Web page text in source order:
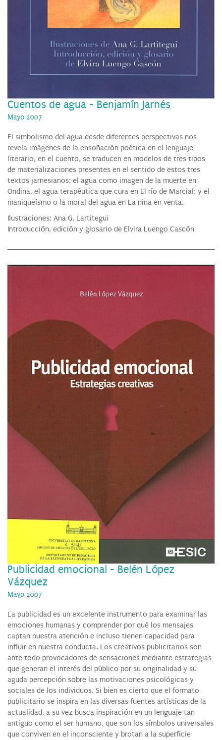
Cuentos de agua - Benjamín Jarnés
Mayo 2007
El simbolismo del agua desde diferentes perspectivas nos
revela imágenes de la ensoñación poética en el lenguaje
literario, en el cuento, se traducen en modelos de tres tipos
de materializaciones presentes en el sentido de estos tres
textos jarnesianos: el agua como imagen de la muerte en
Ondina, el agua terapéutica que cura en El río de Marcial; y el
maniqueísmo o la moral del agua en La niña en venta.
Ilustraciones: Ana G. Lartitegui
Introducción, edición y glosario de Elvira Luengo Cascón
Publicidad emocional - Belén López
Vázquez
Mayo 2007
La publicidad es un excelente instrumento para examinar las
emociones humanas y comprender por qué los mensajes
captan nuestra atención e incluso tienen capacidad para
influir en nuestra conducta. Los creativos publicitarios son
ante todo provocadores de sensaciones mediante estrategias
que generan el interés del público por su originalidad y su
aguda percepción sobre las motivaciones psicológicas y
sociales de los individuos. Si bien es cierto que el formato
publicitario se inspira en las diversas fuentes artísticas de la
actualidad, a su vez busca inspiración en un lenguaje tan
antiguo como el ser humano, que son los símbolos universales
que conviven en el inconsciente y brotan a la superficie